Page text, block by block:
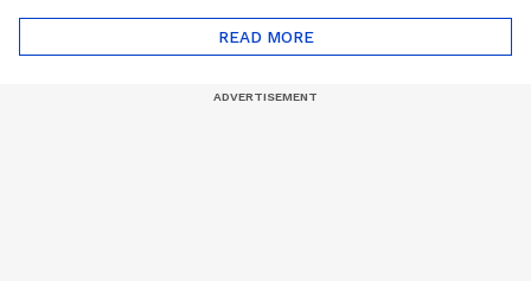
READ MORE